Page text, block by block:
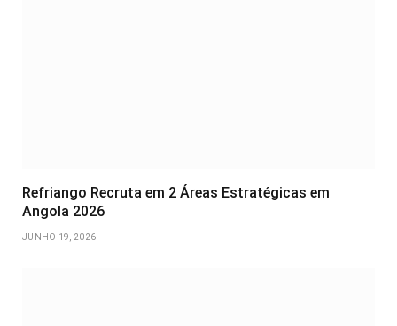
Refriango Recruta em 2 Áreas Estratégicas em
Angola 2026
JUNHO 19, 2026